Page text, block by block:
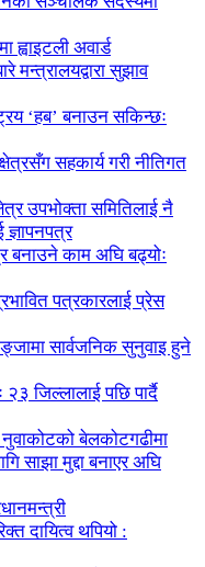
ह्वाइटली अवार्ड
मन्त्रालयद्वारा सुझाव
‘हब’ बनाउन सकिन्छः
सहकार्य गरी नीतिगत
उपभोक्ता समितिलाई नै
बनाउने काम अघि बढ्योः
पत्रकारलाई प्रेस
सार्वजनिक सुनुवाइ हुने
२३ जिल्लालाई पछि पार्दै
नुवाकोटको बेलकोटगढीमा
साझा मुद्दा बनाएर अघि
दायित्व थपियो :